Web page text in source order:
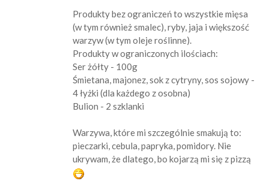
Produkty bez ograniczeń to wszystkie mięsa
(w tym również smalec), ryby, jaja i większość
warzyw (w tym oleje roślinne).
Produkty w ograniczonych ilościach:
Ser żółty - 100g
Śmietana, majonez, sok z cytryny, sos sojowy -
4 łyżki (dla każdego z osobna)
Bulion - 2 szklanki
Warzywa, które mi szczególnie smakują to:
pieczarki, cebula, papryka, pomidory. Nie
ukrywam, że dlatego, bo kojarzą mi się z pizzą